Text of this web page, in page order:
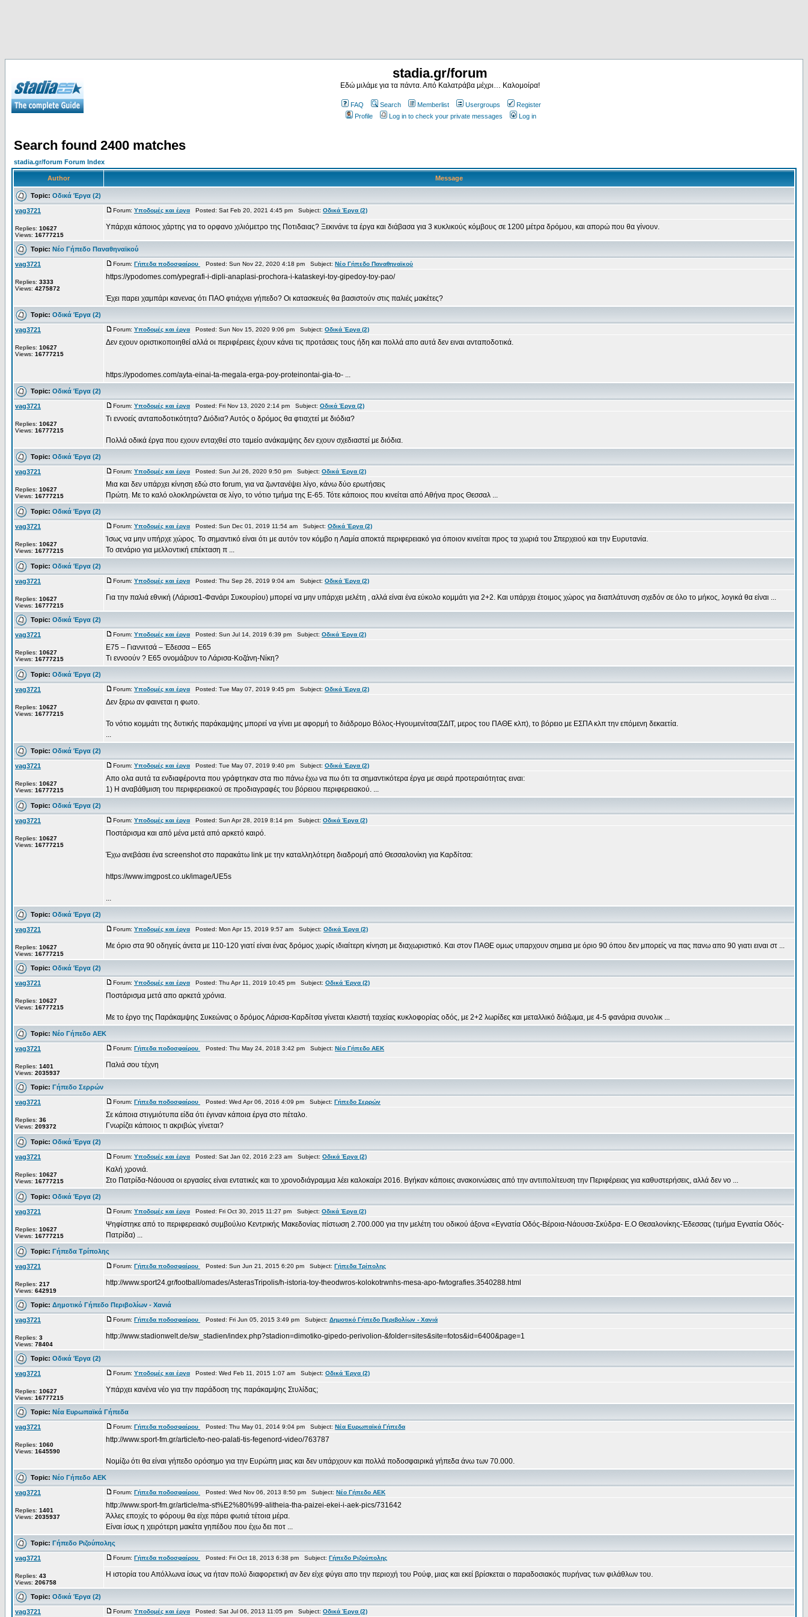
stadia.gr/forum
Εδώ μιλάμε για τα πάντα. Από Καλατράβα μέχρι… Καλομοίρα!
FAQ Search Memberlist Usergroups
Register
Profile
Log in to check your private messages Log in
Search found 2400 matches
stadia.gr/forum Forum Index
Author Message
Topic: Οδικά Έργα (2)
vag3721
Replies: 10627
Views: 16777215
Forum: Υποδομές και έργα Posted: Sat Feb 20, 2021 4:45 pm Subject: Οδικά Έργα (2)
Υπάρχει κάποιος χάρτης για το ορφανο χιλιόμετρο της Ποτιδαιας? Ξεκινάνε τα έργα και διάβασα για 3 κυκλικούς κόμβους σε 1200 μέτρα δρόμου, και απορώ που θα γίνουν.
Topic: Νέο Γήπεδο Παναθηναϊκού
vag3721
Replies: 3333
Views: 4275872
Forum: Γήπεδα ποδοσφαίρου Posted: Sun Nov 22, 2020 4:18 pm Subject: Νέο Γήπεδο Παναθηναϊκού
https://ypodomes.com/ypegrafi-i-dipli-anaplasi-prochora-i-kataskeyi-toy-gipedoy-toy-pao/
Έχει παρει χαμπάρι κανενας ότι ΠΑΟ φτιάχνει γήπεδο? Οι κατασκευές θα βασιστούν στις παλιές μακέτες?
Topic: Οδικά Έργα (2)
vag3721
Replies: 10627
Views: 16777215
Forum: Υποδομές και έργα Posted: Sun Nov 15, 2020 9:06 pm Subject: Οδικά Έργα (2)
Δεν εχουν οριστικοποιηθεί αλλά οι περιφέρειες έχουν κάνει τις προτάσεις τους ήδη και πολλά απο αυτά δεν ειναι ανταποδοτικά.
https://ypodomes.com/ayta-einai-ta-megala-erga-poy-proteinontai-gia-to- ...
Topic: Οδικά Έργα (2)
vag3721
Replies: 10627
Views: 16777215
Forum: Υποδομές και έργα Posted: Fri Nov 13, 2020 2:14 pm Subject: Οδικά Έργα (2)
Τι εννοείς ανταποδοτικότητα? Διόδια? Αυτός ο δρόμος θα φτιαχτεί με διόδια?
Πολλά οδικά έργα που εχουν ενταχθεί στο ταμείο ανάκαμψης δεν εχουν σχεδιαστεί με διόδια.
Topic: Οδικά Έργα (2)
vag3721
Replies: 10627
Views: 16777215
Forum: Υποδομές και έργα Posted: Sun Jul 26, 2020 9:50 pm Subject: Οδικά Έργα (2)
Μια και δεν υπάρχει κίνηση εδώ στο forum, για να ζωντανέψει λίγο, κάνω δύο ερωτήσεις
Πρώτη. Με το καλό ολοκληρώνεται σε λίγο, το νότιο τμήμα της Ε-65. Τότε κάποιος που κινείται από Αθήνα προς Θεσσαλ ...
Topic: Οδικά Έργα (2)
vag3721
Replies: 10627
Views: 16777215
Forum: Υποδομές και έργα Posted: Sun Dec 01, 2019 11:54 am Subject: Οδικά Έργα (2)
Ίσως να μην υπήρχε χώρος. Το σημαντικό είναι ότι με αυτόν τον κόμβο η Λαμία αποκτά περιφερειακό για όποιον κινείται προς τα χωριά του Σπερχειού και την Ευρυτανία.
Το σενάριο για μελλοντική επέκταση π ...
Topic: Οδικά Έργα (2)
vag3721
Replies: 10627
Views: 16777215
Forum: Υποδομές και έργα Posted: Thu Sep 26, 2019 9:04 am Subject: Οδικά Έργα (2)
Για την παλιά εθνική (Λάρισα1-Φανάρι Συκουρίου) μπορεί να μην υπάρχει μελέτη , αλλά είναι ένα εύκολο κομμάτι για 2+2. Και υπάρχει έτοιμος χώρος για διαπλάτυνση σχεδόν σε όλο το μήκος, λογικά θα είναι ...
Topic: Οδικά Έργα (2)
vag3721
Replies: 10627
Views: 16777215
Forum: Υποδομές και έργα Posted: Sun Jul 14, 2019 6:39 pm Subject: Οδικά Έργα (2)
Ε75 – Γιαννιτσά – Έδεσσα – Ε65
Τι εννοούν ? Ε65 ονομάζουν το Λάρισα-Κοζάνη-Νίκη?
Topic: Οδικά Έργα (2)
vag3721
Replies: 10627
Views: 16777215
Forum: Υποδομές και έργα Posted: Tue May 07, 2019 9:45 pm Subject: Οδικά Έργα (2)
Δεν ξερω αν φαινεται η φωτο.
Το νότιο κομμάτι της δυτικής παράκαμψης μπορεί να γίνει με αφορμή το διάδρομο Βόλος-Ηγουμενίτσα(ΣΔΙΤ, μερος του ΠΑΘΕ κλπ), το βόρειο με ΕΣΠΑ κλπ την επόμενη δεκαετία.
...
Topic: Οδικά Έργα (2)
vag3721
Replies: 10627
Views: 16777215
Forum: Υποδομές και έργα Posted: Tue May 07, 2019 9:40 pm Subject: Οδικά Έργα (2)
Απο ολα αυτά τα ενδιαφέροντα που γράφτηκαν στα πιο πάνω έχω να πω ότι τα σημαντικότερα έργα με σειρά προτεραιότητας ειναι:
1) Η αναβάθμιση του περιφερειακού σε προδιαγραφές του βόρειου περιφερειακού. ...
Topic: Οδικά Έργα (2)
vag3721
Replies: 10627
Views: 16777215
Forum: Υποδομές και έργα Posted: Sun Apr 28, 2019 8:14 pm Subject: Οδικά Έργα (2)
Ποστάρισμα και από μένα μετά από αρκετό καιρό.
Έχω ανεβάσει ένα screenshot στο παρακάτω link με την καταλληλότερη διαδρομή από Θεσσαλονίκη για Καρδίτσα:
https://www.imgpost.co.uk/image/UE5s
...
Topic: Οδικά Έργα (2)
vag3721
Replies: 10627
Views: 16777215
Forum: Υποδομές και έργα Posted: Mon Apr 15, 2019 9:57 am Subject: Οδικά Έργα (2)
Με όριο στα 90 οδηγείς άνετα με 110-120 γιατί είναι ένας δρόμος χωρίς ιδιαίτερη κίνηση με διαχωριστικό. Και στον ΠΑΘΕ ομως υπαρχουν σημεια με όριο 90 όπου δεν μπορείς να πας πανω απο 90 γιατι ειναι στ ...
Topic: Οδικά Έργα (2)
vag3721
Replies: 10627
Views: 16777215
Forum: Υποδομές και έργα Posted: Thu Apr 11, 2019 10:45 pm Subject: Οδικά Έργα (2)
Ποστάρισμα μετά απο αρκετά χρόνια.
Με το έργο της Παράκαμψης Συκεώνας ο δρόμος Λάρισα-Καρδίτσα γίνεται κλειστή ταχείας κυκλοφορίας οδός, με 2+2 λωρίδες και μεταλλικό διάζωμα, με 4-5 φανάρια συνολικ ...
Topic: Νέο Γήπεδο ΑΕΚ
vag3721
Replies: 1401
Views: 2035937
Forum: Γήπεδα ποδοσφαίρου Posted: Thu May 24, 2018 3:42 pm Subject: Νέο Γήπεδο ΑΕΚ
Παλιά σου τέχνη
Topic: Γήπεδο Σερρών
vag3721
Replies: 36
Views: 209372
Forum: Γήπεδα ποδοσφαίρου Posted: Wed Apr 06, 2016 4:09 pm Subject: Γήπεδο Σερρών
Σε κάποια στιγμιότυπα είδα ότι έγιναν κάποια έργα στο πέταλο.
Γνωρίζει κάποιος τι ακριβώς γίνεται?
Topic: Οδικά Έργα (2)
vag3721
Replies: 10627
Views: 16777215
Forum: Υποδομές και έργα Posted: Sat Jan 02, 2016 2:23 am Subject: Οδικά Έργα (2)
Καλή χρονιά.
Στο Πατρίδα-Νάουσα οι εργασίες είναι εντατικές και το χρονοδιάγραμμα λέει καλοκαίρι 2016. Βγήκαν κάποιες ανακοινώσεις από την αντιπολίτευση την Περιφέρειας για καθυστερήσεις, αλλά δεν νο ...
Topic: Οδικά Έργα (2)
vag3721
Replies: 10627
Views: 16777215
Forum: Υποδομές και έργα Posted: Fri Oct 30, 2015 11:27 pm Subject: Οδικά Έργα (2)
Ψηφίστηκε από το περιφερειακό συμβούλιο Κεντρικής Μακεδονίας πίστωση 2.700.000 για την μελέτη του οδικού άξονα «Εγνατία Οδός-Βέροια-Νάουσα-Σκύδρα- Ε.Ο Θεσαλονίκης-Έδεσσας (τμήμα Εγνατία Οδός-
Πατρίδα) ...
Topic: Γήπεδα Τρίπολης
vag3721
Replies: 217
Views: 642919
Forum: Γήπεδα ποδοσφαίρου Posted: Sun Jun 21, 2015 6:20 pm Subject: Γήπεδα Τρίπολης
http://www.sport24.gr/football/omades/AsterasTripolis/h-istoria-toy-theodwros-kolokotrwnhs-mesa-apo-fwtografies.3540288.html
Topic: Δημοτικό Γήπεδο Περιβολίων - Χανιά
vag3721
Replies: 3
Views: 78404
Forum: Γήπεδα ποδοσφαίρου Posted: Fri Jun 05, 2015 3:49 pm Subject: Δημοτικό Γήπεδο Περιβολίων - Χανιά
http://www.stadionwelt.de/sw_stadien/index.php?stadion=dimotiko-gipedo-perivolion-&folder=sites&site=fotos&id=6400&page=1
Topic: Οδικά Έργα (2)
vag3721
Replies: 10627
Views: 16777215
Forum: Υποδομές και έργα Posted: Wed Feb 11, 2015 1:07 am Subject: Οδικά Έργα (2)
Υπάρχει κανένα νέο για την παράδοση της παράκαμψης Στυλίδας;
Topic: Νέα Ευρωπαϊκά Γήπεδα
vag3721
Replies: 1060
Views: 1645590
Forum: Γήπεδα ποδοσφαίρου Posted: Thu May 01, 2014 9:04 pm Subject: Νέα Ευρωπαϊκά Γήπεδα
http://www.sport-fm.gr/article/to-neo-palati-tis-fegenord-video/763787
Νομίζω ότι θα είναι γήπεδο ορόσημο για την Ευρώπη μιας και δεν υπάρχουν και πολλά ποδοσφαιρικά γήπεδα άνω των 70.000.
Topic: Νέο Γήπεδο ΑΕΚ
vag3721
Replies: 1401
Views: 2035937
Forum: Γήπεδα ποδοσφαίρου Posted: Wed Nov 06, 2013 8:50 pm Subject: Νέο Γήπεδο ΑΕΚ
http://www.sport-fm.gr/article/ma-st%E2%80%99-alitheia-tha-paizei-ekei-i-aek-pics/731642
Άλλες εποχές το φόρουμ θα είχε πάρει φωτιά τέτοια μέρα.
Είναι ίσως η χειρότερη μακέτα γηπέδου που έχω δει ποτ ...
Topic: Γήπεδο Ριζούπολης
vag3721
Replies: 43
Views: 206758
Forum: Γήπεδα ποδοσφαίρου Posted: Fri Oct 18, 2013 6:38 pm Subject: Γήπεδο Ριζούπολης
Η ιστορία του Απόλλωνα ίσως να ήταν πολύ διαφορετική αν δεν είχε φύγει απο την περιοχή του Ρούφ, μιας και εκεί βρίσκεται ο παραδοσιακός πυρήνας των φιλάθλων του.
Topic: Οδικά Έργα (2)
vag3721 Forum: Υποδομές και έργα Posted: Sat Jul 06, 2013 11:05 pm Subject: Οδικά Έργα (2)